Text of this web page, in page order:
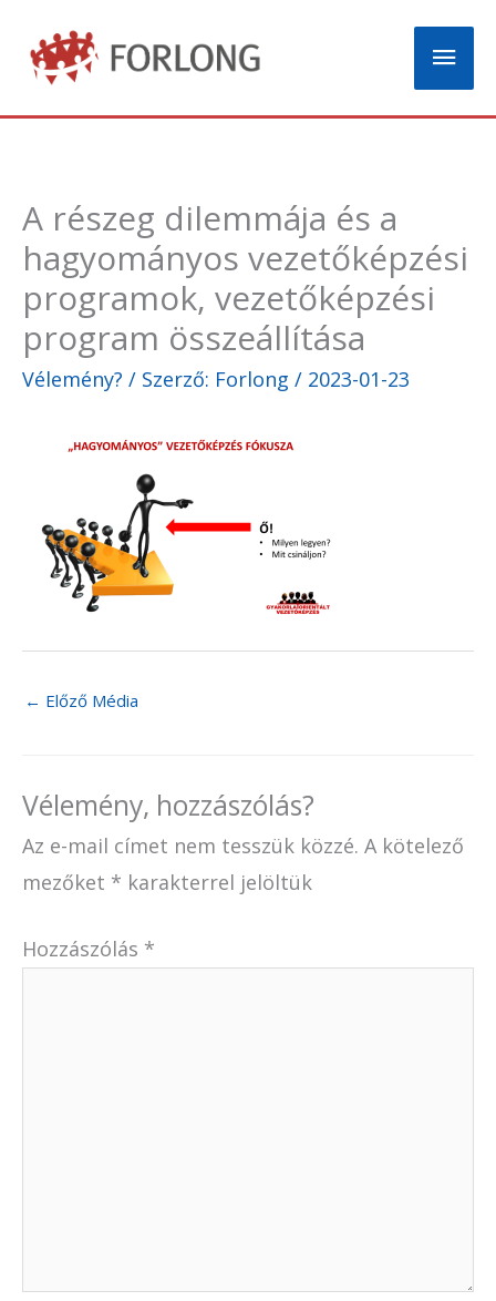
content
Main
A részeg dilemmája és a
hagyományos vezetőképzési
programok, vezetőképzési
program összeállítása
Vélemény? / Szerző: Forlong / 2023-01-23
← Előző Média
Vélemény, hozzászólás?
Az e-mail címet nem tesszük közzé. A kötelező
mezőket * karakterrel jelöltük
Hozzászólás *